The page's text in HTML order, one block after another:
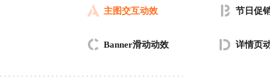
主图交互动效 节日促
Banner滑动动效 详情页